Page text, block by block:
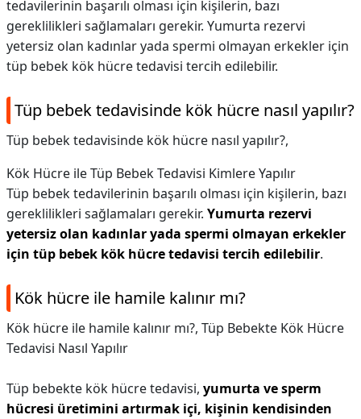
tedavilerinin başarılı olması için kişilerin, bazı
gereklilikleri sağlamaları gerekir. Yumurta rezervi
yetersiz olan kadınlar yada spermi olmayan erkekler için
tüp bebek kök hücre tedavisi tercih edilebilir.
Tüp bebek tedavisinde kök hücre nasıl yapılır?
Tüp bebek tedavisinde kök hücre nasıl yapılır?,
Kök Hücre ile Tüp Bebek Tedavisi Kimlere Yapılır
Tüp bebek tedavilerinin başarılı olması için kişilerin, bazı
gereklilikleri sağlamaları gerekir. Yumurta rezervi
yetersiz olan kadınlar yada spermi olmayan erkekler
için tüp bebek kök hücre tedavisi tercih edilebilir.
Kök hücre ile hamile kalınır mı?
Kök hücre ile hamile kalınır mı?, Tüp Bebekte Kök Hücre
Tedavisi Nasıl Yapılır
Tüp bebekte kök hücre tedavisi, yumurta ve sperm
hücresi üretimini artırmak içi, kişinin kendisinden